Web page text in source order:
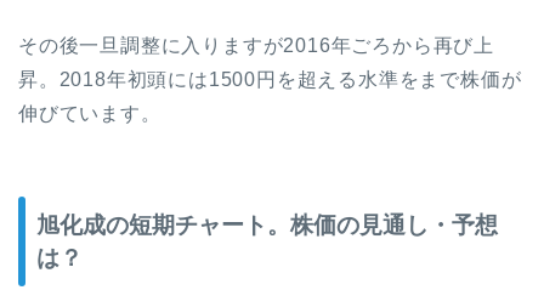
その後一旦調整に入りますが2016年ごろから再び上
昇。2018年初頭には1500円を超える水準をまで株価が
伸びています。
旭化成の短期チャート。株価の見通し・予想
は？